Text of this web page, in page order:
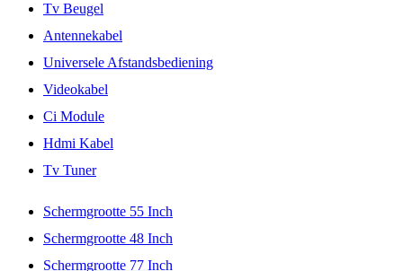
Tv Beugel
Antennekabel
Universele Afstandsbediening
Videokabel
Ci Module
Hdmi Kabel
Tv Tuner
Schermgrootte 55 Inch
Schermgrootte 48 Inch
Schermgrootte 77 Inch